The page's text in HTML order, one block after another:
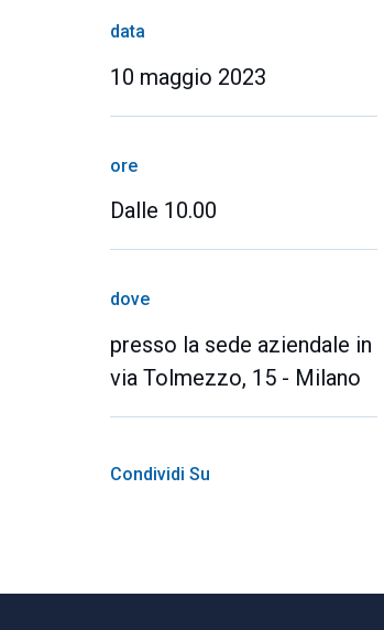
data
10 maggio 2023
ore
Dalle 10.00
dove
presso la sede aziendale in
via Tolmezzo, 15 - Milano
Condividi Su